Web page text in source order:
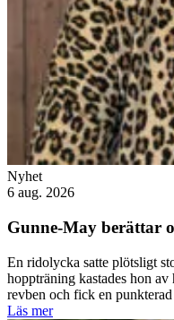
Nyhet
6 aug. 2026
Gunne-May berättar
En ridolycka satte plötsligt
hoppträning kastades hon
revben och fick en
Läs mer